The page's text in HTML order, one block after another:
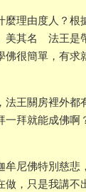
麼理由度人？根
美其名 法王是
很簡單，有求
王關房裡外都
一拜就能成佛啊
牟尼佛特別慈悲
，只是我講不